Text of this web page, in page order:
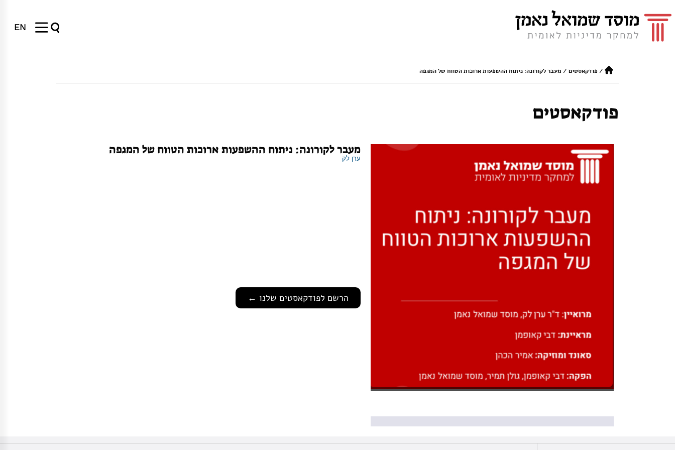
EN
/ פודקאסטים / מעבר לקורונה: ניתוח ההשפעות ארוכות הטווח של המגפה
פודקאסטים
מעבר לקורונה: ניתוח ההשפעות ארוכות הטווח של המגפה
ערן לק
הרשם לפודקאסטים שלנו ←